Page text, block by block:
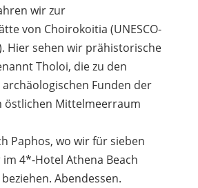
wir zur
von Choirokoitia (UNESCO-
Hier sehen wir prähistorische
Tholoi, die zu den
Funden der
östlichen Mittelmeerraum
Paphos, wo wir für sieben
4*-Hotel Athena Beach
Abendessen.